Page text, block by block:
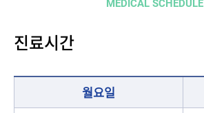
MEDICAL SCHEDULE
진료시간
월요일